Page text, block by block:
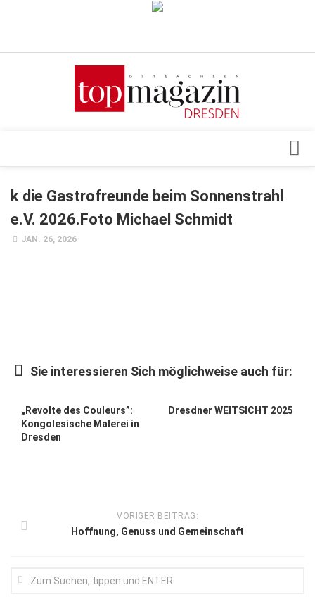
Verkaufsstellen
Top Gesundheitsforum Dresden / Ostsachsen
Mediadaten
Events
Lifestyle
Podcast
Top Branchen
k die Gastrofreunde beim Sonnenstrahl
e.V. 2026.Foto Michael Schmidt
JAN. 26, 2026
Sie interessieren Sich möglichweise auch für:
„Revolte des Couleurs”:
Kongolesische Malerei in
Dresden
Dresdner WEITSICHT 2025
VORIGER BEITRAG:
Hoffnung, Genuss und Gemeinschaft